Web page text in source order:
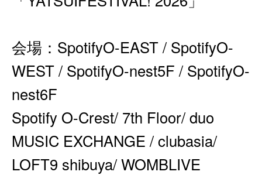
会場：SpotifyO-EAST / SpotifyO-
WEST / SpotifyO-nest5F / SpotifyO-
nest6F
Spotify O-Crest/ 7th Floor/ duo
MUSIC EXCHANGE / clubasia/
LOFT9 shibuya/ WOMBLIVE